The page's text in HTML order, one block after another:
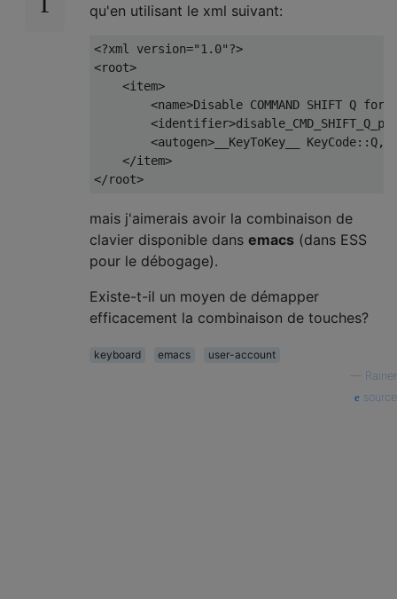
qu'en utilisant le xml suivant:
<?xml version="1.0"?>
<root>
    <item>
<name>Disable COMMAND SHIFT Q for
<autogen>__KeyToKey__ KeyCode::Q,
    </item>
mais j'aimerais avoir la combinaison de
clavier disponible dans emacs (dans ESS
pour le débogage).
Existe-t-il un moyen de démapper
efficacement la combinaison de touches?
keyboard emacs
user-account
Rainer
source